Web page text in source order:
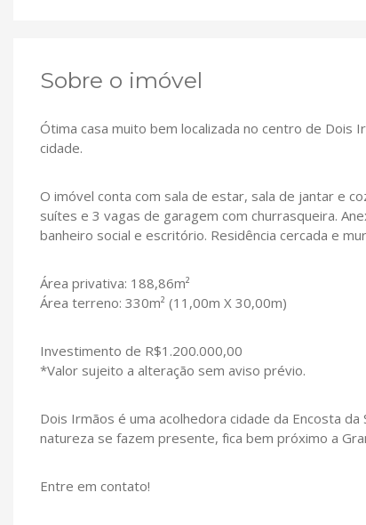
Sobre o imóvel
Ótima casa muito bem localizada no centro de
cidade.
O imóvel conta com sala de estar, sala de jantar e
suítes e 3 vagas de garagem com churrasqueira.
banheiro social e escritório. Residência cercada e
Área privativa: 188,86m²
Área terreno: 330m² (11,00m X 30,00m)
Investimento de R$1.200.000,00
*Valor sujeito a alteração sem aviso prévio.
Dois Irmãos é uma acolhedora cidade da Encosta
natureza se fazem presente, fica bem próximo a
Entre em contato!